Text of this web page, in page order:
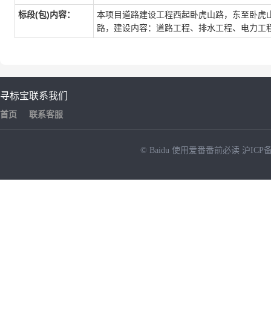
标段(包)内容：
本项目道路建设工程西起卧虎山路，东至卧
路，建设内容：道路工程、排水工程、电力
寻标宝
首页
联系我们
联系客服
© Baidu 使用爱番番前必读 沪ICP